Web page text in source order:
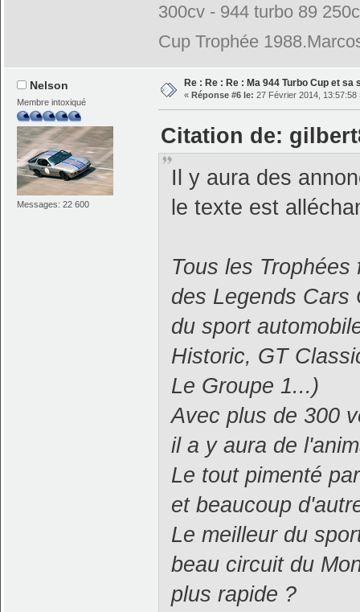
300cv - 944 turbo 89
Cup Trophée
Nelson
Membre intoxiqué
Messages: 22 600
Re : Re : Re : Ma 944 Turbo Cup et
« Réponse #6 le: 27 Février 2014, 13:57:58
Citation de:
Il y aura des
le texte est
Tous les
des Legends Cars
du sport
Historic, GT
Le Groupe 1...)
Avec plus de 300
il a y aura de
Le tout pimenté
et beaucoup
Le meilleur du
beau circuit du
plus rapide ?